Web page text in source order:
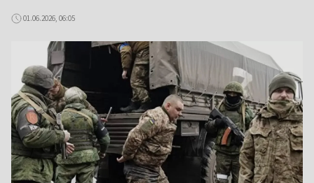
01.06.2026, 06:05